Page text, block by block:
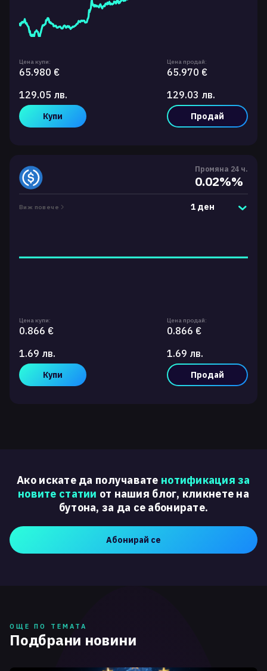
Цена купи:
65.980 €
129.05 лв.
Купи
Цена продай:
65.970 €
129.03 лв.
Продай
Промяна 24 ч.
0.02%%
Виж повече 1 ден
Цена купи:
0.866 €
1.69 лв.
Купи
Цена продай:
0.866 €
1.69 лв.
Продай
Ако искате да получавате нотификация за
новите статии от нашия блог, кликнете на
бутона, за да се абонирате.
Абонирай се
ОЩЕ ПО ТЕМАТА
Подбрани новини